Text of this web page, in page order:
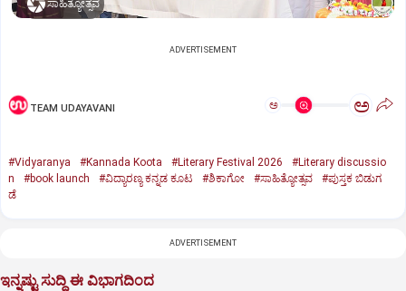
ಸಾಹಿತ್ಯೋತ್ಸವ
ADVERTISEMENT
TEAM UDAYAVANI ಅ ಅ
#Vidyaranya #Kannada Koota #Literary Festival 2026
#Literary discussio
n
#book launch #ವಿದ್ಯಾರಣ್ಯ ಕನ್ನಡ ಕೂಟ #ಶಿಕಾಗೋ #ಸಾಹಿತ್ಯೋತ್ಸವ
#ಪುಸ್ತಕ ಬಿಡುಗ
ಡೆ
ADVERTISEMENT
ಇನ್ನಷ್ಟು ಸುದ್ದಿ ಈ ವಿಭಾಗದಿಂದ